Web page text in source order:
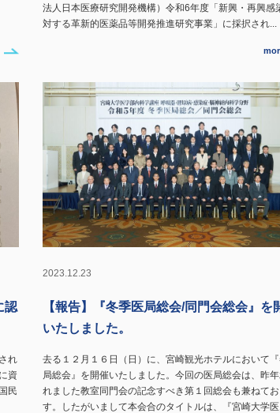
法人日本医療研究開発機構）令和6年度「新興・再興感
対する革新的医薬品等開発推進研究事業」に採択され...
認
れ
資
民
2023.12.23
【報告】『冬季医局総会/同門会総会』を
いたしました。
去る１２月１６日（日）に、宮崎観光ホテルにおいて
局総会』を開催いたしました。今回の医局総会は、昨
れました教室同門会の記念すべき第１回総会も兼ねてお
す。したがいまして本会合のタイトルは、『宮崎大学医